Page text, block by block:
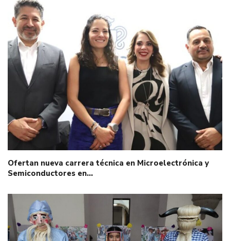
Ofertan nueva carrera técnica en Microelectrónica y
Semiconductores en…